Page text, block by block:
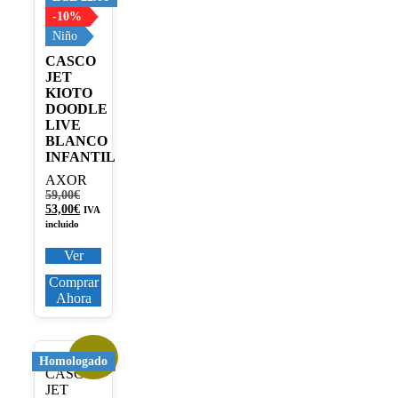
-10%
Niño
CASCO
JET
KIOTO
DOODLE
LIVE
BLANCO
INFANTIL
AXOR
59,00€El
precio
59,00€.
53,00€El
es:
53,00€.
IVA
incluido
Ver
Comprar
Ahora
¡Oferta!
Homologado
Este
producto
tiene